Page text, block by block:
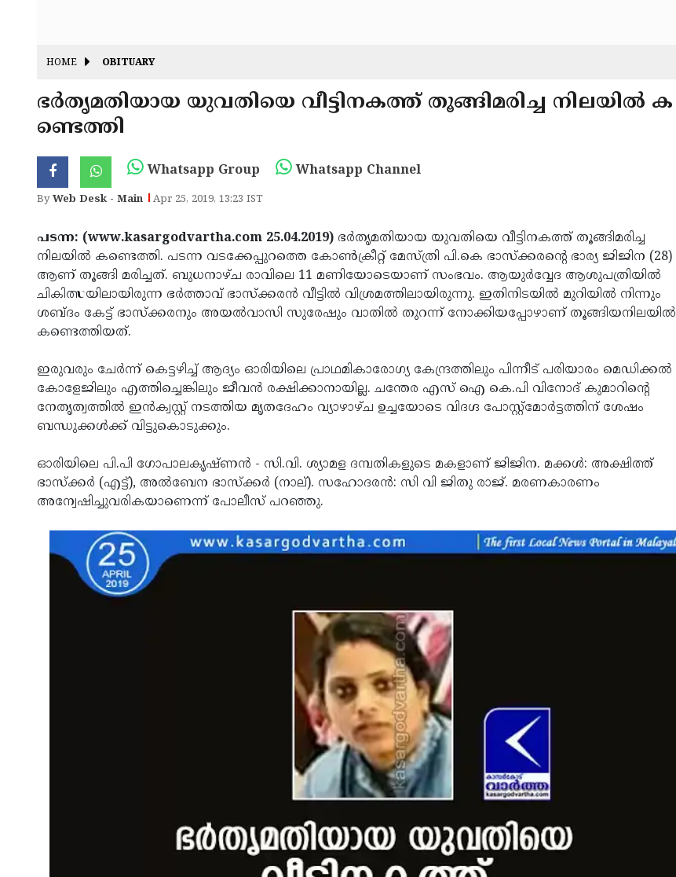
HOME OBITUARY
ഭര്‍തൃമതിയായ യുവതിയെ വീട്ടിനകത്ത് തൂങ്ങിമരിച്ച നിലയില്‍ ക
ണ്ടെത്തി
Whatsapp Group Whatsapp Channel
ByWeb Desk - Main Apr 25, 2019, 13:23 IST
പടന്ന: (www.kasargodvartha.com 25.04.2019) ഭര്‍തൃമതിയായ യുവതിയെ വീട്ടിനകത്ത് തൂങ്ങിമരിച്ച
നിലയില്‍ കണ്ടെത്തി. പടന്ന വടക്കേപ്പുറത്തെ കോണ്‍ക്രീറ്റ് മേസ്ത്രി പി.കെ ഭാസ്‌ക്കരന്റെ ഭാര്യ ജിജിന (28)
ആണ് തൂങ്ങി മരിച്ചത്. ബുധനാഴ്ച രാവിലെ 11 മണിയോടെയാണ് സംഭവം. ആയുര്‍വ്വേദ ആശുപത്രിയില്‍
ചികിത്സയിലായിരുന്ന ഭര്‍ത്താവ് ഭാസ്‌ക്കരന്‍ വീട്ടില്‍ വിശ്രമത്തിലായിരുന്നു. ഇതിനിടയില്‍ മുറിയില്‍ നിന്നും
ശബ്ദം കേട്ട് ഭാസ്‌ക്കരനും അയല്‍വാസി സുരേഷും വാതില്‍ തുറന്ന് നോക്കിയപ്പോഴാണ് തൂങ്ങിയനിലയില്‍
കണ്ടെത്തിയത്.
ഇരുവരും ചേര്‍ന്ന് കെട്ടഴിച്ച് ആദ്യം ഓരിയിലെ പ്രാഥമികാരോഗ്യ കേന്ദ്രത്തിലും പിന്നീട് പരിയാരം മെഡിക്കല്‍
കോളേജിലും എത്തിച്ചെങ്കിലും ജീവന്‍ രക്ഷിക്കാനായില്ല. ചന്തേര എസ് ഐ കെ.പി വിനോദ് കുമാറിന്റെ
നേതൃത്വത്തില്‍ ഇന്‍ക്വസ്റ്റ് നടത്തിയ മൃതദേഹം വ്യാഴാഴ്ച ഉച്ചയോടെ വിദഗ്ദ പോസ്റ്റ്‌മോര്‍ട്ടത്തിന് ശേഷം
ബന്ധുക്കള്‍ക്ക് വിട്ടുകൊടുക്കും.
ഓരിയിലെ പി.പി ഗോപാലകൃഷ്ണന്‍ - സി.വി. ശ്യാമള ദമ്പതികളുടെ മകളാണ് ജിജിന. മക്കള്‍: അക്ഷിത്ത്
ഭാസ്‌ക്കര്‍ (എട്ട്), അല്‍ബേന ഭാസ്‌ക്കര്‍ (നാല്). സഹോദരന്‍: സി വി ജിതു രാജ്. മരണകാരണം
അന്വേഷിച്ചുവരികയാണെന്ന് പോലീസ് പറഞ്ഞു.